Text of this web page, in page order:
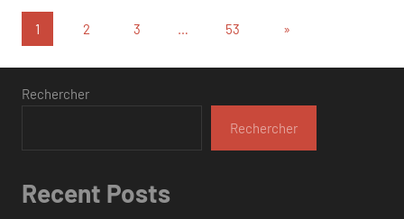
Pagination
des
publications
1 2 3 … 53
Articles
»
Rechercher
Rechercher
Recent Posts